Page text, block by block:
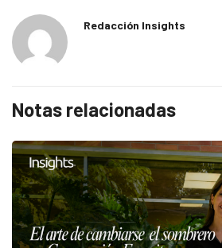
Redacción Insights
Notas relacionadas